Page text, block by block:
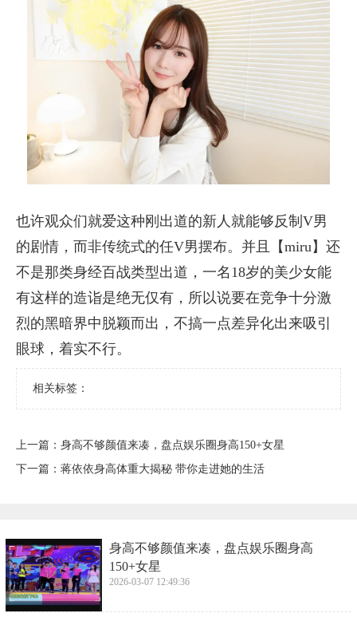
也许观众们就爱这种刚出道的新人就能够反制V男
的剧情，而非传统式的任V男摆布。并且【miru】还
不是那类身经百战类型出道，一名18岁的美少女能
有这样的造诣是绝无仅有，所以说要在竞争十分激
烈的黑暗界中脱颖而出，不搞一点差异化出来吸引
眼球，着实不行。
相关标签：
上一篇： ​身高不够颜值来凑，盘点娱乐圈身高150+女星
下一篇： ​蒋依依身高体重大揭秘 带你走进她的生活
​身高不够颜值来凑，盘点娱乐圈身高
150+女星
2026-03-07 12:49:36